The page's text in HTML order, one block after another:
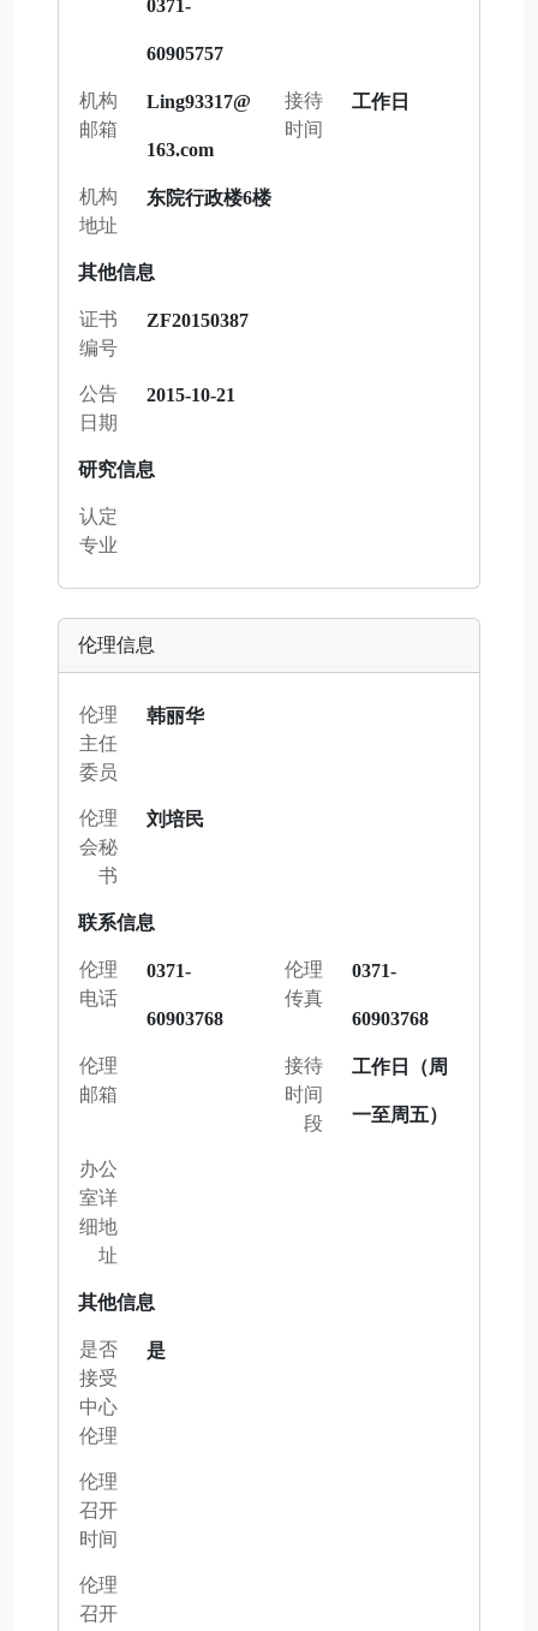
0371-
60905757
机构
邮箱
Ling93317@
163.com
接待
时间
工作日
机构
地址
东院行政楼6楼
其他信息
证书
编号
ZF20150387
公告
日期
2015-10-21
研究信息
认定
专业
伦理信息
伦理
主任
委员
韩丽华
伦理
会秘
书
刘培民
联系信息
伦理
电话
0371-
60903768
伦理
传真
0371-
60903768
伦理
邮箱
接待
时间
段
工作日（周
一至周五）
办公
室详
细地
址
其他信息
是否
接受
中心
伦理
是
伦理
召开
时间
伦理
召开